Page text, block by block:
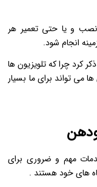
و یا حتی تعمیر هر
انجام شود.
کرد چرا که تلویزیون ها
تواند برای ما بسیار
مهم و ضروری برای
‌های خود هستند .